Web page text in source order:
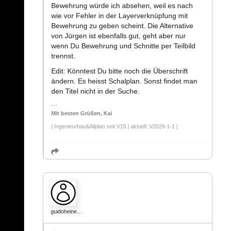
Bewehrung würde ich absehen, weil es nach
wie vor Fehler in der Layerverknüpfung mit
Bewehrung zu geben scheint. Die Alternative
von Jürgen ist ebenfalls gut, geht aber nur
wenn Du Bewehrung und Schnitte per Teilbild
trennst.
Edit: Könntest Du bitte noch die Überschrift
ändern. Es heisst Schalplan. Sonst findet man
den Titel nicht in der Suche.
Mit besten Grüßen, Kai
| Ingenieurbau&Allplan seit V15 | aktuell: V2026-1-1 |
guidoheine…